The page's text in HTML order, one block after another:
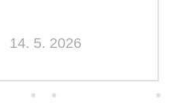
14. 5. 2026